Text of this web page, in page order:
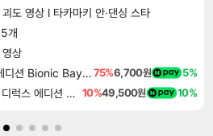
도 영상 l 타카마키 안·댄싱 스타
개
상
바이오닉 베이 디럭스 에디션 Bionic Bay Deluxe Edition75%6,700원 5%
드래곤소드 어웨이크닝 디럭스 에디션 DragonSword Awakening Deluxe Edition 10%49,500원 10%